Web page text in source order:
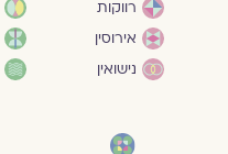
רווקות
אירוסין
נישואין